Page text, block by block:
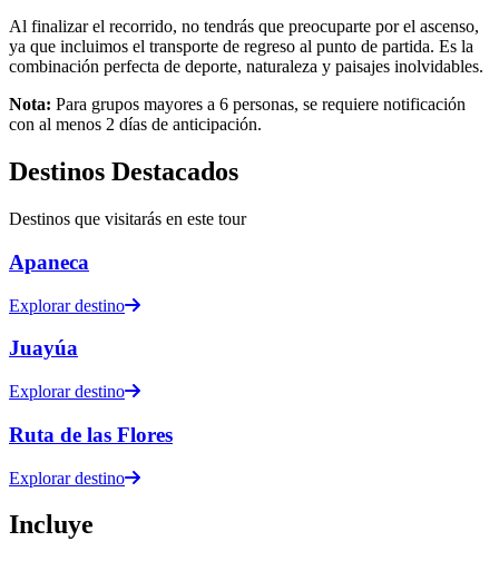
Al finalizar el recorrido, no tendrás que preocuparte por el ascenso,
ya que incluimos el transporte de regreso al punto de partida. Es la
combinación perfecta de deporte, naturaleza y paisajes inolvidables.
Nota: Para grupos mayores a 6 personas, se requiere notificación
con al menos 2 días de anticipación.
Destinos Destacados
Destinos que visitarás en este tour
Apaneca
Explorar destino
Juayúa
Explorar destino
Ruta de las Flores
Explorar destino
Incluye